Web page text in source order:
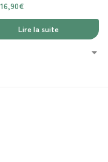
16,90€
Lire la suite